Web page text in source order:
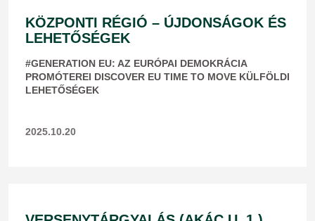
KÖZPONTI RÉGIÓ – ÚJDONSÁGOK ÉS
LEHETŐSÉGEK
#GENERATION EU: AZ EURÓPAI DEMOKRÁCIA
PROMÓTEREI DISCOVER EU TIME TO MOVE KÜLFÖLDI
LEHETŐSÉGEK
2025.10.20